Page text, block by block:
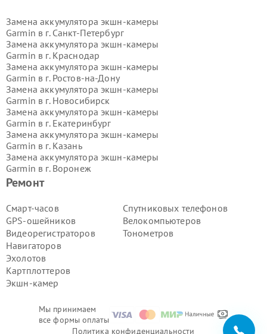
Мы принимаем
все формы оплаты
Ремонт
Смарт-часов
GPS-ошейников
Видеорегистраторов
Навигаторов
Эхолотов
Картплоттеров
Экшн-камер
Спутниковых телефонов
Велокомпьютеров
Тонометров
Замена аккумулятора экшн-камеры
Garmin в г. Санкт-Петербург
Замена аккумулятора экшн-камеры
Garmin в г. Краснодар
Замена аккумулятора экшн-камеры
Garmin в г. Ростов-на-Дону
Замена аккумулятора экшн-камеры
Garmin в г. Новосибирск
Замена аккумулятора экшн-камеры
Garmin в г. Екатеринбург
Замена аккумулятора экшн-камеры
Garmin в г. Казань
Замена аккумулятора экшн-камеры
Garmin в г. Воронеж
Замена аккумулятора экшн-камеры
Garmin в г.
Garmin в г.Самара
Замена аккумулятора экшн-камеры
Garmin в г.Пермь
Замена аккумулятора экшн-камеры
Garmin в г.
Замена аккумулятора экшн-камеры
Garmin в г.Ижевск
Замена аккумулятора экшн-камеры
Garmin в г.
Замена аккумулятора экшн-камеры
Garmin в г. ТюменьПолитика конфиденциальности